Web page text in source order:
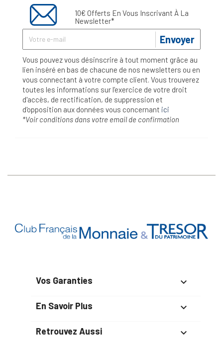
10€ Offerts En Vous Inscrivant À La
Newsletter*
Envoyer
Vous pouvez vous désinscrire à tout moment grâce au
lien inséré en bas de chacune de nos newsletters ou en
vous connectant à votre compte client. Vous trouverez
toutes les informations sur l’exercice de votre droit
d'accès, de rectification, de suppression et
d'opposition aux données vous concernant ici
*Voir conditions dans votre email de confirmation
Vos Garanties 
En Savoir Plus 
Retrouvez Aussi 